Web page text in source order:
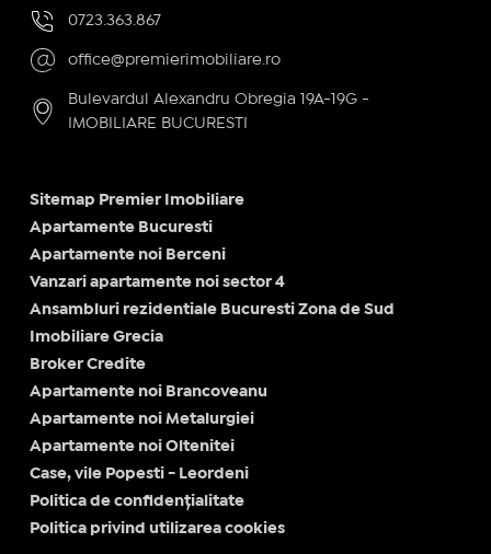
0723.363.867
office@premierimobiliare.ro
Bulevardul Alexandru Obregia 19A-19G -
IMOBILIARE BUCURESTI
Sitemap Premier Imobiliare
Apartamente Bucuresti
Apartamente noi Berceni
Vanzari apartamente noi sector 4
Ansambluri rezidentiale Bucuresti Zona de Sud
Imobiliare Grecia
Broker Credite
Apartamente noi Brancoveanu
Apartamente noi Metalurgiei
Apartamente noi Oltenitei
Case, vile Popesti - Leordeni
Politica de confidențialitate
Politica privind utilizarea cookies